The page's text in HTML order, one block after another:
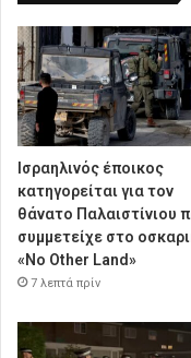
Ισραηλινός έποικος
κατηγορείται για τον
θάνατο Παλαιστίνιου
συμμετείχε στο
«No Other Land»
7 λεπτά πρίν